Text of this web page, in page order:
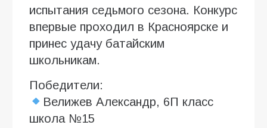
испытания седьмого сезона. Конкурс
впервые проходил в Красноярске и
принес удачу батайским
школьникам.
Победители:
Велижев Александр, 6П класс
школа №15